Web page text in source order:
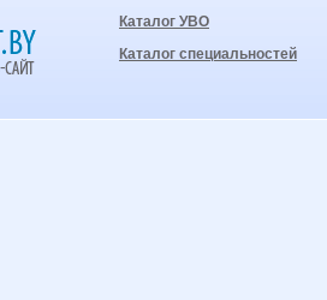
Каталог УВО
Каталог специальностей